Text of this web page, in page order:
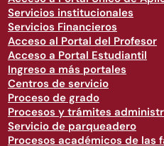
Servicios institucionales
Servicios Financieros
Acceso al Portal del Profesor
Acceso a Portal Estudiantil
Ingreso a más portales
Centros de servicio
Proceso de grado
Procesos y trámites
Servicio de parqueadero
Procesos académicos de las